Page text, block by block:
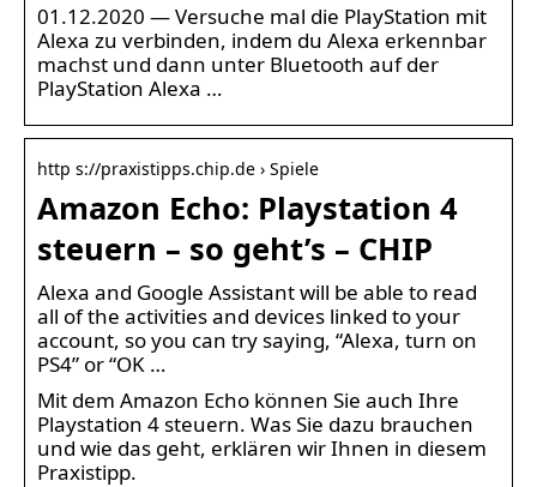
01.12.2020 — Versuche mal die PlayStation mit
Alexa zu verbinden, indem du Alexa erkennbar
machst und dann unter Bluetooth auf der
PlayStation Alexa …
http s://praxistipps.chip.de › Spiele
Amazon Echo: Playstation 4
steuern – so geht’s – CHIP
Alexa and Google Assistant will be able to read
all of the activities and devices linked to your
account, so you can try saying, “Alexa, turn on
PS4” or “OK …
Mit dem Amazon Echo können Sie auch Ihre
Playstation 4 steuern. Was Sie dazu brauchen
und wie das geht, erklären wir Ihnen in diesem
Praxistipp.